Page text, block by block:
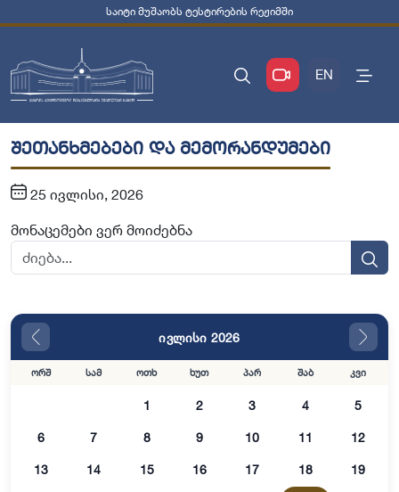
საიტი მუშაობს ტესტირების რეჟიმში
EN
შეთანხმებები და მემორანდუმები
25 ივლისი, 2026
მონაცემები ვერ მოიძებნა
ივლისი 2026
ორშ სამ ოთხ ხუთ პარ შაბ კვი
1 2 3 4 5
6 7 8 9 10 11 12
13 14 15 16 17 18 19